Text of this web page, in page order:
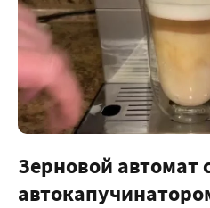
Зерновой автомат